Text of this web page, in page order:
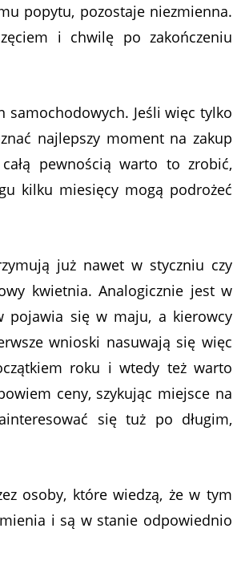
popytu, pozostaje niezmienna.
i chwilę po zakończeniu
samochodowych. Jeśli więc tylko
najlepszy moment na zakup
pewnością warto to zrobić,
kilku miesięcy mogą podrożeć
już nawet w styczniu czy
kwietnia. Analogicznie jest w
pojawia się w maju, a kierowcy
wnioski nasuwają się więc
roku i wtedy też warto
ceny, szykując miejsce na
się tuż po długim,
osoby, które wiedzą, że w tym
i są w stanie odpowiednio